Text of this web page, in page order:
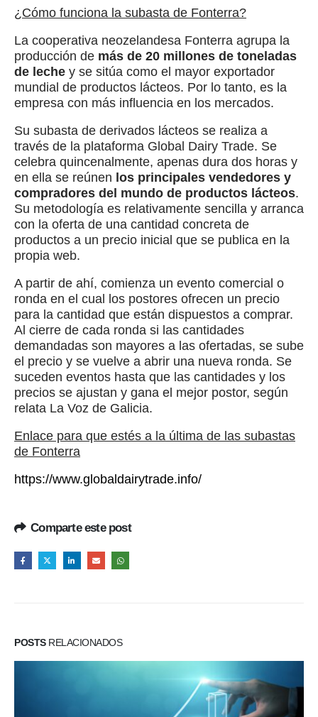
¿Cómo funciona la subasta de Fonterra?
La cooperativa neozelandesa Fonterra agrupa la
producción de más de 20 millones de toneladas
de leche y se sitúa como el mayor exportador
mundial de productos lácteos. Por lo tanto, es la
empresa con más influencia en los mercados.
Su subasta de derivados lácteos se realiza a
través de la plataforma Global Dairy Trade. Se
celebra quincenalmente, apenas dura dos horas y
en ella se reúnen los principales vendedores y
compradores del mundo de productos lácteos.
Su metodología es relativamente sencilla y arranca
con la oferta de una cantidad concreta de
productos a un precio inicial que se publica en la
propia web.
A partir de ahí, comienza un evento comercial o
ronda en el cual los postores ofrecen un precio
para la cantidad que están dispuestos a comprar.
Al cierre de cada ronda si las cantidades
demandadas son mayores a las ofertadas, se sube
el precio y se vuelve a abrir una nueva ronda. Se
suceden eventos hasta que las cantidades y los
precios se ajustan y gana el mejor postor, según
relata La Voz de Galicia.
Enlace para que estés a la última de las subastas
de Fonterra
https://www.globaldairytrade.info/
Comparte este post
POSTSRELACIONADOS